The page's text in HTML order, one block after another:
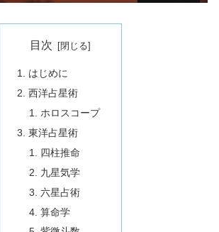
目次
はじめに
西洋占星術
ホロスコープ
東洋占星術
四柱推命
九星気学
六星占術
算命学